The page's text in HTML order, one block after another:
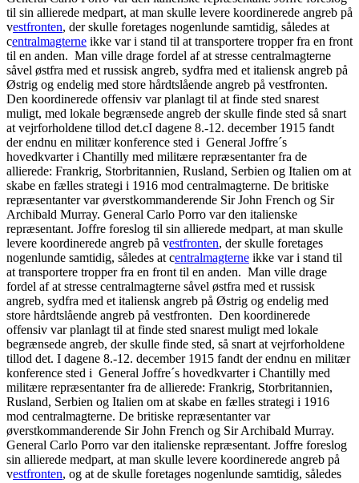
til sin allierede medpart, at man skulle levere koordinerede angreb på
vestfronten, der skulle foretages nogenlunde samtidig, således at
centralmagterne ikke var i stand til at transportere tropper fra en front
til en anden. Man ville drage fordel af at stresse centralmagterne
såvel østfra med et russisk angreb, sydfra med et italiensk angreb på
Østrig og endelig med store hårdtslående angreb på vestfronten.
Den koordinerede offensiv var planlagt til at finde sted snarest
muligt, med lokale begrænsede angreb der skulle finde sted så snart
at vejrforholdene tillod det.cI dagene 8.-12. december 1915 fandt
der endnu en militær konference sted i General Joffre´s
hovedkvarter i Chantilly med militære repræsentanter fra de
allierede: Frankrig, Storbritannien, Rusland, Serbien og Italien om at
skabe en fælles strategi i 1916 mod centralmagterne. De britiske
repræsentanter var øverstkommanderende Sir John French og Sir
Archibald Murray. General Carlo Porro var den italienske
repræsentant. Joffre foreslog til sin allierede medpart, at man skulle
levere koordinerede angreb på vestfronten, der skulle foretages
nogenlunde samtidig, således at centralmagterne ikke var i stand til
at transportere tropper fra en front til en anden. Man ville drage
fordel af at stresse centralmagterne såvel østfra med et russisk
angreb, sydfra med et italiensk angreb på Østrig og endelig med
store hårdtslående angreb på vestfronten. Den koordinerede
offensiv var planlagt til at finde sted snarest muligt med lokale
begrænsede angreb, der skulle finde sted, så snart at vejrforholdene
tillod det. I dagene 8.-12. december 1915 fandt der endnu en militær
konference sted i General Joffre´s hovedkvarter i Chantilly med
militære repræsentanter fra de allierede: Frankrig, Storbritannien,
Rusland, Serbien og Italien om at skabe en fælles strategi i 1916
mod centralmagterne. De britiske repræsentanter var
øverstkommanderende Sir John French og Sir Archibald Murray.
General Carlo Porro var den italienske repræsentant. Joffre foreslog
sin allierede medpart, at man skulle levere koordinerede angreb på
vestfronten, og at de skulle foretages nogenlunde samtidig, således